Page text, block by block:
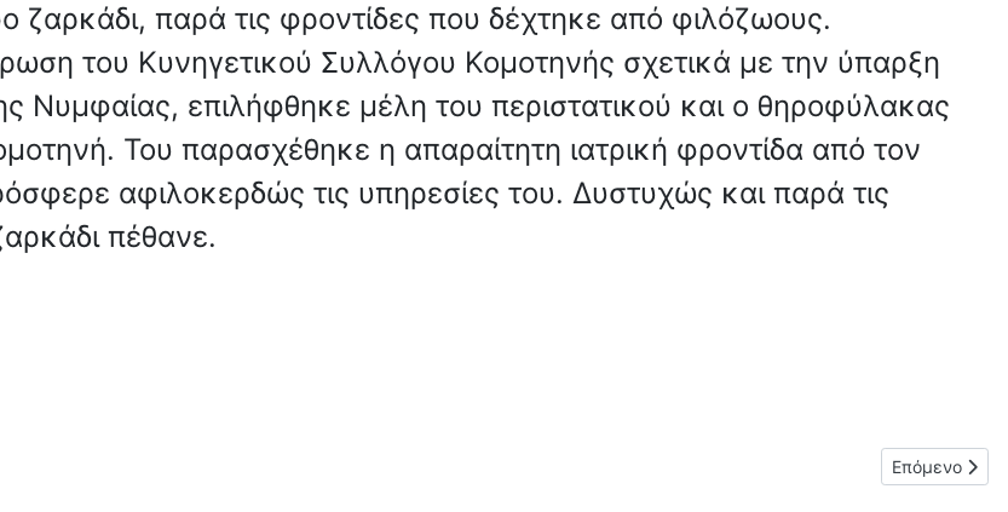
παρά τις φροντίδες που δέχτηκε από φιλόζωους.
του Κυνηγετικού Συλλόγου Κομοτηνής σχετικά με την ύπαρξη
Νυμφαίας, επιλήφθηκε μέλη του περιστατικού και ο θηροφύλακας
Του παρασχέθηκε η απαραίτητη ιατρική φροντίδα από τον
αφιλοκερδώς τις υπηρεσίες του. Δυστυχώς και παρά τις
πέθανε.
Επόμενο
Επόμενο